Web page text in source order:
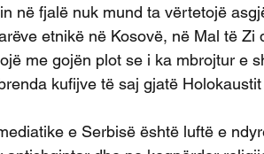
në fjalë nuk mund ta vërtetojë
etnikë në Kosovë, në Mal të
me gojën plot se i ka mbrojtur e
kufijve të saj gjatë
e Serbisë është luftë e